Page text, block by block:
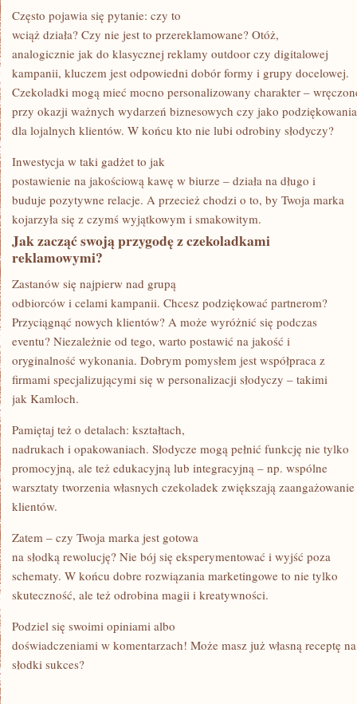
Często pojawia się pytanie: czy to
wciąż działa? Czy nie jest to przereklamowane? Otóż,
analogicznie jak do klasycznej reklamy outdoor czy digitalowej
kampanii, kluczem jest odpowiedni dobór formy i grupy docelowej.
Czekoladki mogą mieć mocno personalizowany charakter –
przy okazji ważnych wydarzeń biznesowych czy jako podziękowania
dla lojalnych klientów. W końcu kto nie lubi odrobiny słodyczy?
Inwestycja w taki gadżet to jak
postawienie na jakościową kawę w biurze – działa na długo i
buduje pozytywne relacje. A przecież chodzi o to, by Twoja marka
kojarzyła się z czymś wyjątkowym i smakowitym.
Jak zacząć swoją przygodę z czekoladkami
reklamowymi?
Zastanów się najpierw nad grupą
odbiorców i celami kampanii. Chcesz podziękować partnerom?
Przyciągnąć nowych klientów? A może wyróżnić się podczas
eventu? Niezależnie od tego, warto postawić na jakość i
oryginalność wykonania. Dobrym pomysłem jest współpraca z
firmami specjalizującymi się w personalizacji słodyczy – takimi
jak Kamloch.
Pamiętaj też o detalach: kształtach,
nadrukach i opakowaniach. Słodycze mogą pełnić funkcję nie tylko
promocyjną, ale też edukacyjną lub integracyjną – np. wspólne
warsztaty tworzenia własnych czekoladek zwiększają zaangażowanie
klientów.
Zatem – czy Twoja marka jest gotowa
na słodką rewolucję? Nie bój się eksperymentować i wyjść poza
schematy. W końcu dobre rozwiązania marketingowe to nie tylko
skuteczność, ale też odrobina magii i kreatywności.
Podziel się swoimi opiniami albo
doświadczeniami w komentarzach! Może masz już własną receptę na
słodki sukces?